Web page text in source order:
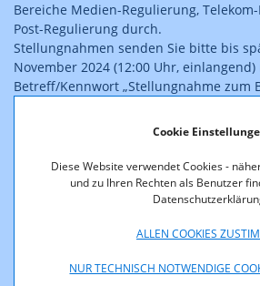
Cookie
Diese Website verwendet Cookies -
und zu Ihren Rechten als Benutzer
ALLEN COOKIES
NUR TECHNISCH NOTWENDIGE
Bereiche Medien-Regulierung,
Post-Regulierung durch.
Stellungnahmen senden Sie bitte bis
November 2024 (12:00 Uhr,
Betreff/Kennwort „Stellungnahme zum
Rundfunk und Telekom Regulierungs-